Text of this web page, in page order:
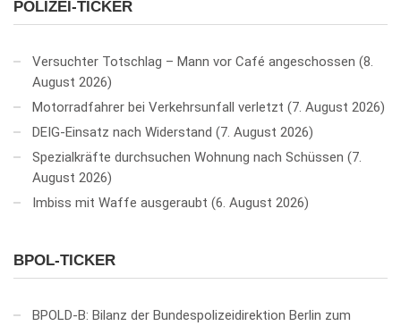
POLIZEI-TICKER
Versuchter Totschlag – Mann vor Café angeschossen 8.
August 2026
Motorradfahrer bei Verkehrsunfall verletzt
7. August 2026
DEIG-Einsatz nach Widerstand
7. August 2026
Spezialkräfte durchsuchen Wohnung nach Schüssen
7.
August 2026
Imbiss mit Waffe ausgeraubt 6. August 2026
BPOL-TICKER
BPOLD-B: Bilanz der Bundespolizeidirektion Berlin zum